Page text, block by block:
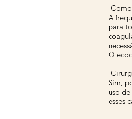
-
A
para
O
-
Sim,
uso
esses